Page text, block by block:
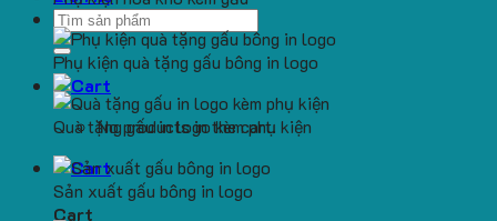
Search
for:
No products in the cart.
Cart
Phụ kiện quà tặng gấu bông in logo
Quà tặng gấu in logo kèm phụ kiện
Sản xuất gấu bông in logo